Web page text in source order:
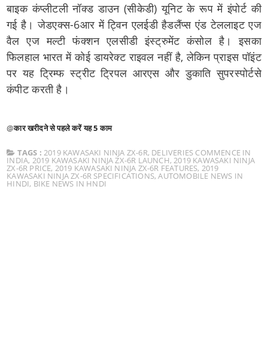
बाइक कंप्लीटली नॉक्ड डाउन (सीकेडी) यूनिट के रूप में इंपोर्ट की
गई है। जेडएक्स-6आर में ट्विन एलईडी हैडलैंप्स एंड टेललाइट एज
वैल एज मल्टी फंक्शन एलसीडी इंस्ट्रुमेंट कंसोल है। इसका
फिलहाल भारत में कोई डायरेक्ट राइवल नहीं है, लेकिन प्राइस पॉइंट
पर यह ट्रिम्फ स्ट्रीट ट्रिपल आरएस और डुकाति सुपरस्पोर्टसे
कंपीट करती है।
@कार खरीदने से पहले करें यह 5 काम
TAGS : 2019 KAWASAKI NINJA ZX-6R, DELIVERIES COMMENCE IN
INDIA, 2019 KAWASAKI NINJA ZX-6R LAUNCH,2019 KAWASAKI NINJA
ZX-6R PRICE, 2019 KAWASAKI NINJA ZX-6R FEATURES, 2019
KAWASAKI NINJA ZX-6R SPECIFICATIONS,AUTOMOBILE NEWS IN
HINDI, BIKE NEWS IN HNDI